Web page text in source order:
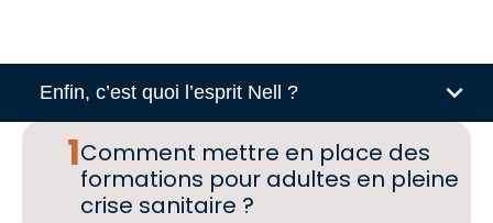
Comment mettre en place des
formations pour adultes en pleine
crise sanitaire ?
Enfin, c’est quoi l’esprit Nell ?